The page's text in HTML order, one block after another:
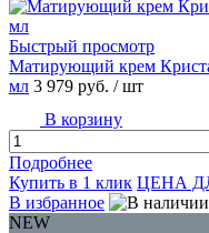
Быстрый просмотр
Матирующий крем
мл 3 979 руб. / шт
В корзину
Подробнее
Купить в 1 клик ЦЕНА
В избранное
NEW